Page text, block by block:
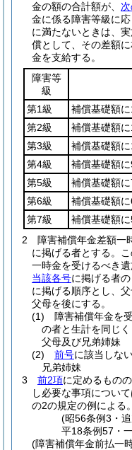
金の額の合計額が、
金に係る障害等級に
に満たないときは、
償として、その差額
金を支給する。
障害等
級
第1級
補償基礎額
第2級
補償基礎額
第3級
補償基礎額
第4級
補償基礎額
第5級
補償基礎額
第6級
補償基礎額
第7級
補償基礎額
2
障害補償年金差額一
に掲げる者とする。
一時金を受けるべき遺
当該各号に掲げる者
に掲げる順序とし、
父母を後にする。
(1)
障害補償年金を
の者と生計を同じ
父母及び兄弟姉妹
(2)
前号に該当しな
兄弟姉妹
3
前2項に定めるもの
し必要な事項につい
の2の規定の例による。
(昭56条例3・
平18条例57・
(障害補償年金前払一